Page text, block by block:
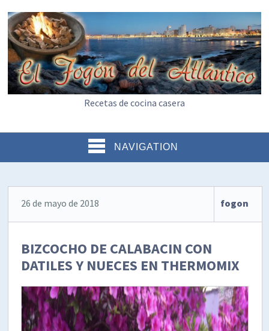
Recetas de cocina casera
NAVIGATION
26 de mayo de 2018 fogon
BIZCOCHO DE CALABACIN CON
DATILES Y NUECES EN THERMOMIX